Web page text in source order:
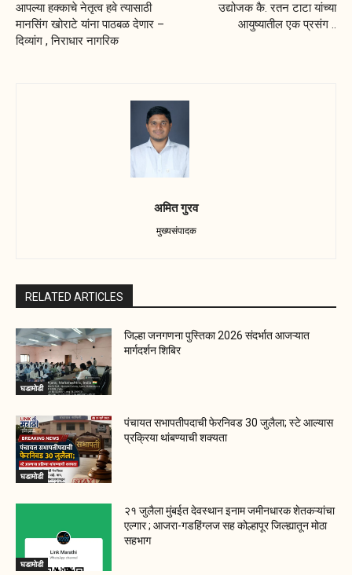
आपल्या हक्काचे नेतृत्व हवे त्यासाठी
मानसिंग खोराटे यांना पाठबळ देणार –
दिव्यांग , निराधार नागरिक
उद्योजक कै. रतन टाटा यांच्या
आयुष्यातील एक प्रसंग ..
अमित गुरव
मुख्यसंपादक
RELATED ARTICLES
घडामोडी
जिल्हा जनगणना पुस्तिका 2026 संदर्भात आजऱ्यात
मार्गदर्शन शिबिर
घडामोडी
पंचायत सभापतीपदाची फेरनिवड 30 जुलैला; स्टे आल्यास
प्रक्रिया थांबण्याची शक्यता
घडामोडी
२१ जुलैला मुंबईत देवस्थान इनाम जमीनधारक शेतकऱ्यांचा
एल्गार ; आजरा-गडहिंग्लज सह कोल्हापूर जिल्ह्यातून मोठा
सहभाग